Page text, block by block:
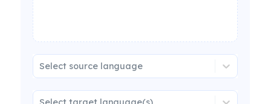
Select source language